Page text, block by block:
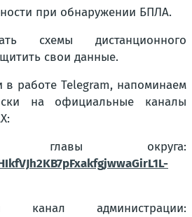
при обнаружении БПЛА.
схемы дистанционного
свои данные.
в работе Telegram, напоминаем
на официальные каналы
округа:
канал администрации: